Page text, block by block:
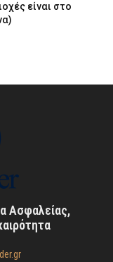
είναι στο
Ασφαλείας,